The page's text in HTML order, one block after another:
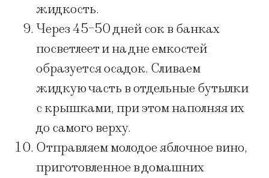
жидкость.
Через 45-50 дней сок в банках
посветлеет и на дне емкостей
образуется осадок. Сливаем
жидкую часть в отдельные бутылки
с крышками, при этом наполняя их
до самого верху.
Отправляем молодое яблочное вино,
приготовленное в домашних